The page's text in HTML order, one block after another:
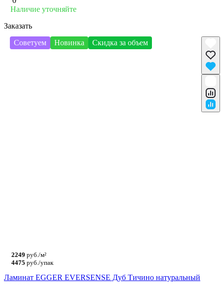
Наличие уточняйте
Заказать
Советуем
Новинка Скидка за объем
2249 руб./м²
4475 руб./упак
Ламинат EGGER EVERSENSE Дуб Тичино натуральный